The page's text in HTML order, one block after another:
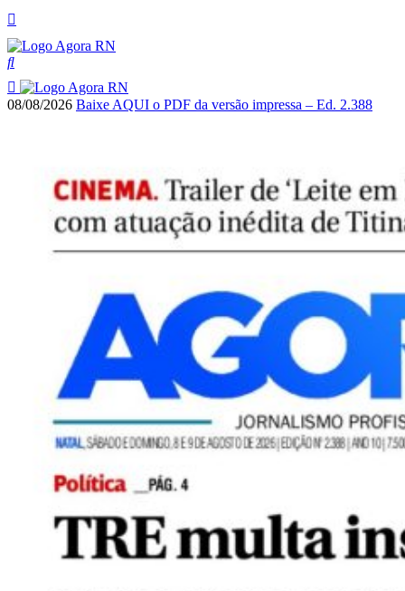
08/08/2026 Baixe AQUI o PDF da versão impressa – Ed. 2.388